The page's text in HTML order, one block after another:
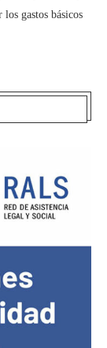
gastos básicos